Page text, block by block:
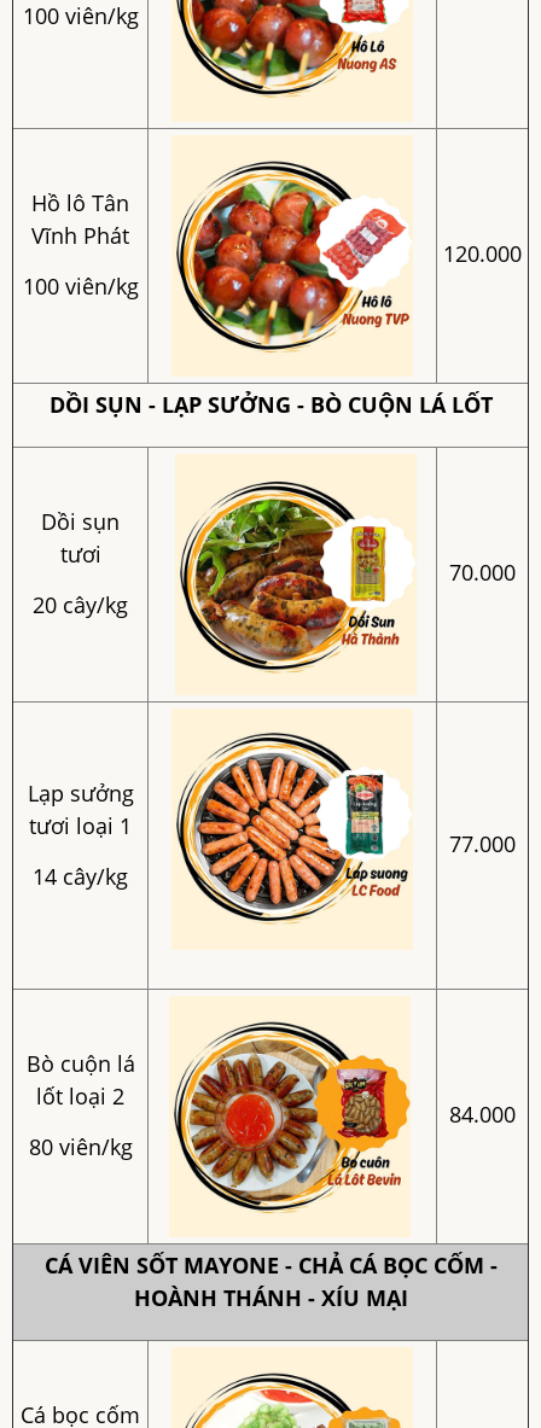
100 viên/kg
Hồ lô Tân
Vĩnh Phát
100 viên/kg
120.000
DỒI SỤN - LẠP SƯỞNG - BÒ CUỘN LÁ LỐT
Dồi sụn
tươi
20 cây/kg
70.000
Lạp sưởng
tươi loại 1
14 cây/kg
77.000
Bò cuộn lá
lốt loại 2
80 viên/kg
84.000
CÁ VIÊN SỐT MAYONE - CHẢ CÁ BỌC CỐM -
HOÀNH THÁNH - XÍU MẠI
Cá bọc cốm